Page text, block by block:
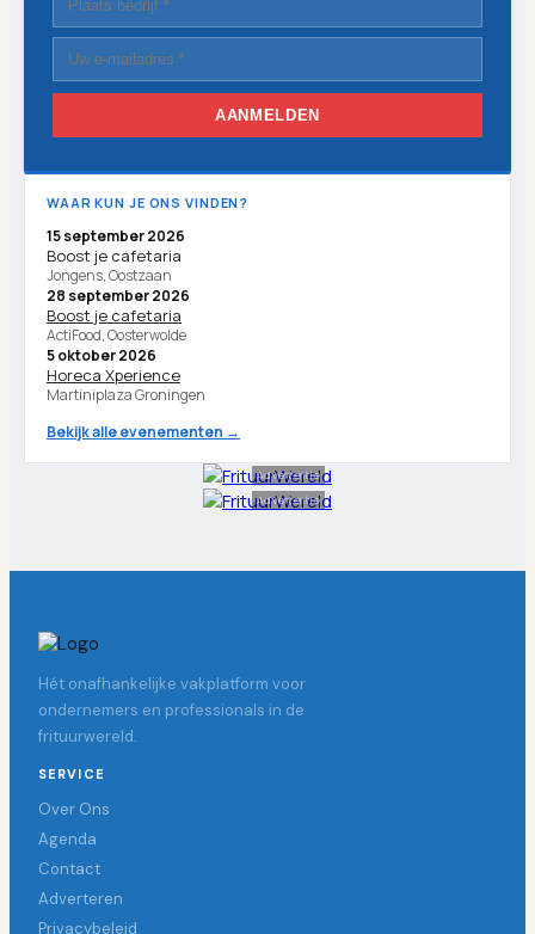
AANMELDEN
WAAR KUN JE ONS VINDEN?
15 september 2026
Boost je cafetaria
Jongens, Oostzaan
28 september 2026
Boost je cafetaria
ActiFood, Oosterwolde
5 oktober 2026
Horeca Xperience
Martiniplaza Groningen
Bekijk alle evenementen →
Advertentie
Advertentie
Hét onafhankelijke vakplatform voor
ondernemers en professionals in de
frituurwereld.
SERVICE
Over Ons
Agenda
Contact
Adverteren
Privacybeleid